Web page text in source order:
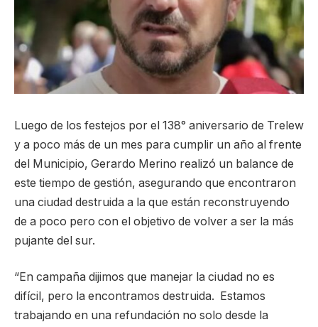
Luego de los festejos por el 138° aniversario de Trelew
y a poco más de un mes para cumplir un año al frente
del Municipio, Gerardo Merino realizó un balance de
este tiempo de gestión, asegurando que encontraron
una ciudad destruida a la que están reconstruyendo
de a poco pero con el objetivo de volver a ser la más
pujante del sur.
“En campaña dijimos que manejar la ciudad no es
difícil, pero la encontramos destruida. Estamos
trabajando en una refundación no solo desde la